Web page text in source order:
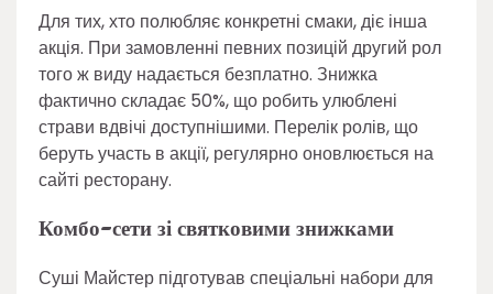
Для тих, хто полюбляє конкретні смаки, діє інша
акція. При замовленні певних позицій другий рол
того ж виду надається безплатно. Знижка
фактично складає 50%, що робить улюблені
страви вдвічі доступнішими. Перелік ролів, що
беруть участь в акції, регулярно оновлюється на
сайті ресторану.
Комбо-сети зі святковими знижками
Суші Майстер підготував спеціальні набори для